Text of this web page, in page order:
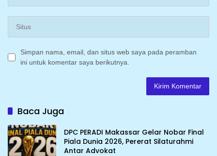
Simpan nama, email, dan situs web saya pada peramban
ini untuk komentar saya berikutnya.
Baca Juga
DPC PERADI Makassar Gelar Nobar Final
Piala Dunia 2026, Pererat Silaturahmi
Antar Advokat